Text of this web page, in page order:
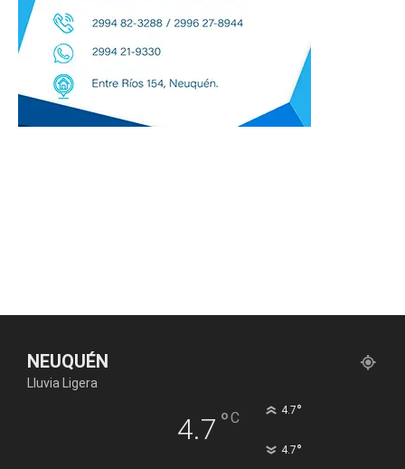
NEUQUÉN
Lluvia Ligera
4.7 °C 4.7°
4.7°